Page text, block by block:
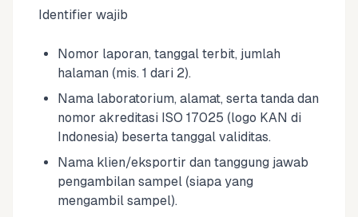
Identifier wajib
Nomor laporan, tanggal terbit, jumlah
halaman (mis. 1 dari 2).
Nama laboratorium, alamat, serta tanda dan
nomor akreditasi ISO 17025 (logo KAN di
Indonesia) beserta tanggal validitas.
Nama klien/eksportir dan tanggung jawab
pengambilan sampel (siapa yang
mengambil sampel).